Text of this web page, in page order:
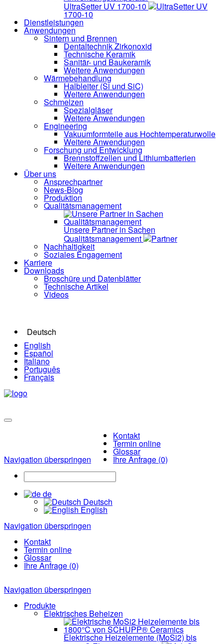
UltraSetter UV 1700-10 UltraSetter UV
1700-10
Dienstleistungen
Anwendungen
Sintern und Brennen
DentaltechnikZirkonoxid
Technische Keramik
Sanitär- und Baukeramik
Weitere Anwendungen
Wärmebehandlung
Halbleiter(Si und SiC)
Weitere Anwendungen
Schmelzen
Spezialgläser
Weitere Anwendungen
Engineering
Vakuumformteile aus Hochtemperaturwolle
Weitere Anwendungen
Forschung und Entwicklung
Brennstoffzellen und Lithiumbatterien
Weitere Anwendungen
Über uns
Ansprechpartner
News-Blog
Produktion
Qualitätsmanagement
Unsere Partner in Sachen
Qualitätsmanagement Partner
Nachhaltigkeit
Soziales Engagement
Karriere
Downloads
Broschüre und Datenblätter
Technische Artikel
Videos
Deutsch
English
Español
Italiano
Português
Français
Navigation überspringen
Kontakt
Termin online
Glossar
Ihre Anfrage (0)
de
Deutsch
English
Navigation überspringen
Kontakt
Termin online
Glossar
Ihre Anfrage (0)
Navigation überspringen
Produkte
Elektrisches Beheizen
Elektrische Heizelemente (MoSi2) bis